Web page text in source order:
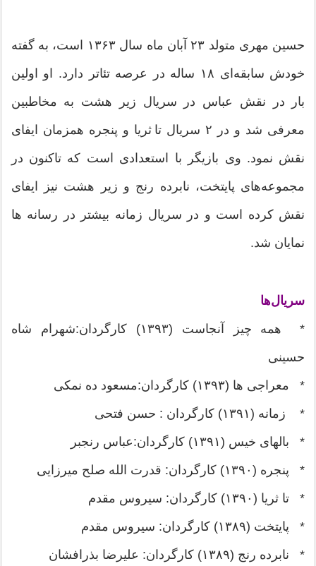
حسین مهری متولد ۲۳ آبان ماه سال ۱۳۶۳ است، به گفته
خودش سابقه‌ای ۱۸ ساله در عرصه تئاتر دارد. او اولین
بار در نقش عباس در سریال زیر هشت به مخاطبین
معرفی شد و در ۲ سریال تا ثریا و پنجره همزمان ایفای
نقش نمود. وی بازیگر با استعدادی است که تاکنون در
مجموعه‌های پایتخت، نابرده رنج و زیر هشت نیز ایفای
نقش کرده است و در سریال زمانه بیشتر در رسانه ها
نمایان شد.
سریال‌ها
* همه چیز آنجاست (۱۳۹۳) کارگردان:شهرام شاه
حسینی
* معراجی ها (۱۳۹۳) کارگردان:مسعود ده نمکی
* زمانه (۱۳۹۱) کارگردان : حسن فتحی
* بالهای خیس (۱۳۹۱) کارگردان:عباس رنجبر
* پنجره (۱۳۹۰) کارگردان: قدرت الله صلح میرزایی
* تا ثریا (۱۳۹۰) کارگردان: سیروس مقدم
* پایتخت (۱۳۸۹) کارگردان: سیروس مقدم
* نابرده رنج (۱۳۸۹) کارگردان: علیرضا بذرافشان